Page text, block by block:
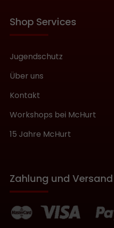
Shop Services
Jugendschutz
Über uns
Kontakt
Workshops bei McHurt
15 Jahre McHurt
Zahlung und Versand